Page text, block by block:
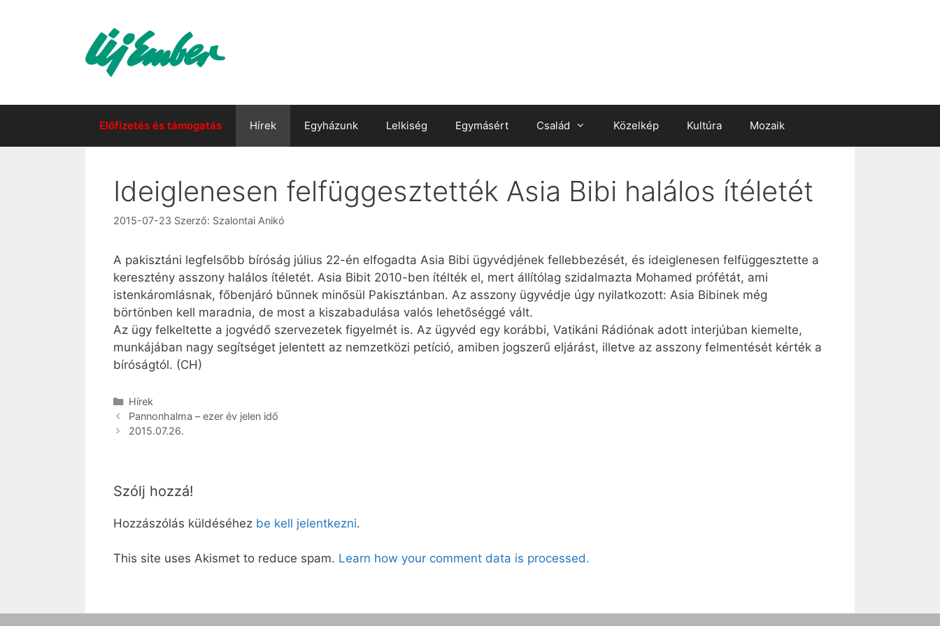
Előfizetés és támogatás Hírek Egyházunk Lelkiség Egymásért Család Közelkép Kultúra Mozaik
Ideiglenesen felfüggesztették Asia Bibi halálos ítéletét
2015-07-23 Szerző: Szalontai Anikó
A pakisztáni legfelsőbb bíróság július 22-én elfogadta Asia Bibi ügyvédjének fellebbezését, és ideiglenesen felfüggesztette a
keresztény asszony halálos ítéletét. Asia Bibit 2010-ben ítélték el, mert állítólag szidalmazta Mohamed prófétát, ami
istenkáromlásnak, főbenjáró bűnnek minősül Pakisztánban. Az asszony ügyvédje úgy nyilatkozott: Asia Bibinek még
börtönben kell maradnia, de most a kiszabadulása valós lehetőséggé vált.
Az ügy felkeltette a jogvédő szervezetek figyelmét is. Az ügyvéd egy korábbi, Vatikáni Rádiónak adott interjúban kiemelte,
munkájában nagy segítséget jelentett az nemzetközi petíció, amiben jogszerű eljárást, illetve az asszony felmentését kérték a
bíróságtól. (CH)
Kategória
Hírek
Pannonhalma – ezer év jelen idő
2015.07.26.
Szólj hozzá!
Hozzászólás küldéséhez be kell jelentkezni.
This site uses Akismet to reduce spam. Learn how your comment data is processed.